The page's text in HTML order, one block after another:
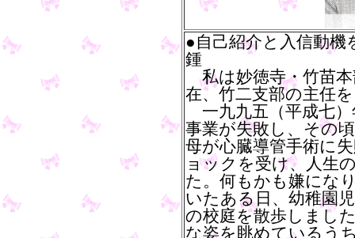
●自己紹介と入信動
鍾
私は妙徳寺・竹苗
在、竹二支部の主任
一九九五（平成七
事業が失敗し、その
母が心臓導管手術に
ョックを受け、人生
た。何もかも嫌にな
いたある日、幼稚園
の校庭を散歩しまし
な姿を眺めているう